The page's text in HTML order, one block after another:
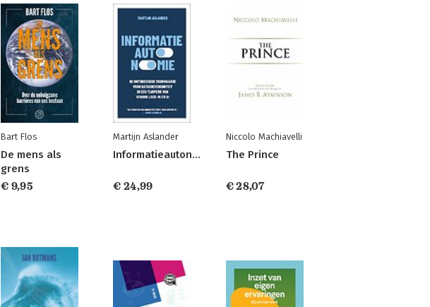
Bart Flos
De mens als
grens
€ 9,95
Martijn Aslander
Informatieautonomie
€ 24,99
Niccolo Machiavelli
The Prince
€ 28,07